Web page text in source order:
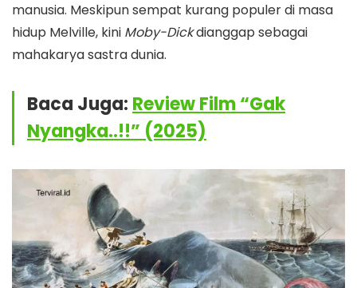
manusia. Meskipun sempat kurang populer di masa
hidup Melville, kini Moby-Dickdianggap sebagai
mahakarya sastra dunia.
Baca Juga: Review Film “Gak
Nyangka..!!” (2025)